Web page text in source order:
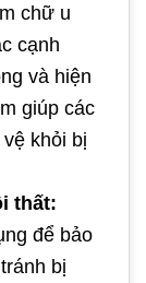
chữ u
cạnh
và hiện
giúp các
khỏi bị
thất:
để bảo
bị